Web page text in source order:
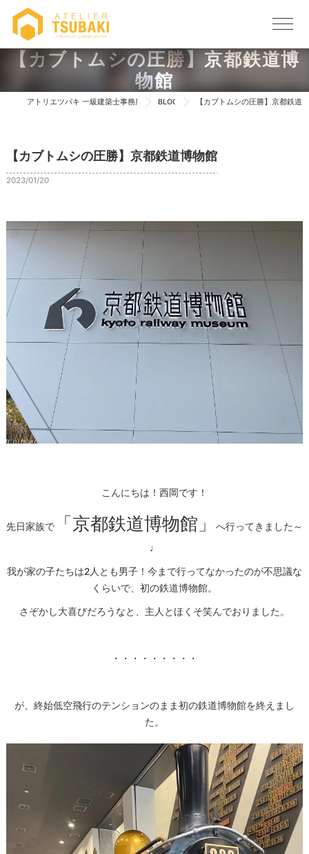
【カブトムシの圧勝】京都鉄道博
物館
アトリエツバキ 一級建築士事務所 TOPBLOG 【カブトムシの圧勝】京都鉄道
【カブトムシの圧勝】京都鉄道博物館
2023/01/20
こんにちは！西岡です！
先日家族で 「京都鉄道博物館」
へ行ってきました～
♩
我が家の子たちは2人とも男子！今まで行ってなかったのが不思議な
くらいで、初の鉄道博物館。
さぞかし大喜びだろうなと、主人とほくそ笑んでおりました。
・・・・・・・・・
が、終始低空飛行のテンションのまま初の鉄道博物館を終えまし
た。